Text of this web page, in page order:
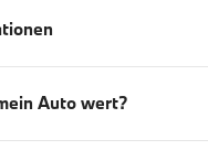
Auto wert?